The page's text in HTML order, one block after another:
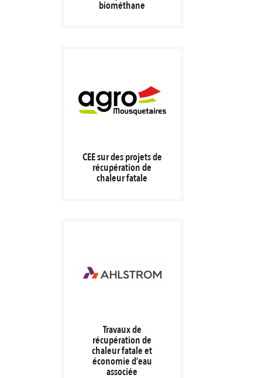
biométhane
CEE sur des projets de
récupération de
chaleur fatale
Travaux de
récupération de
chaleur fatale et
économie d’eau
associée